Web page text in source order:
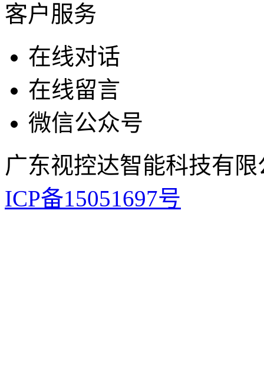
客户服务
在线对话
在线留言
微信公众号
广东视控达智能科技
ICP备15051697号